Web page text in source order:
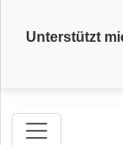
Unterstützt